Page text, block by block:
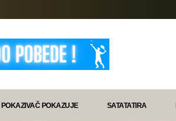
POKAZIVAČ POKAZUJE SATATATIRA